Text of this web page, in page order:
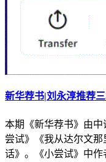
新华荐书|刘永淳推荐
本期《新华荐书》由
尝试》《我从达尔文
话》。《小尝试》中